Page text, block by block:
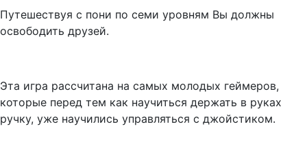
Путешествуя с пони по семи уровням Вы должны
освободить друзей.
Эта игра рассчитана на самых молодых геймеров,
которые перед тем как научиться держать в руках
ручку, уже научились управляться с джойстиком.